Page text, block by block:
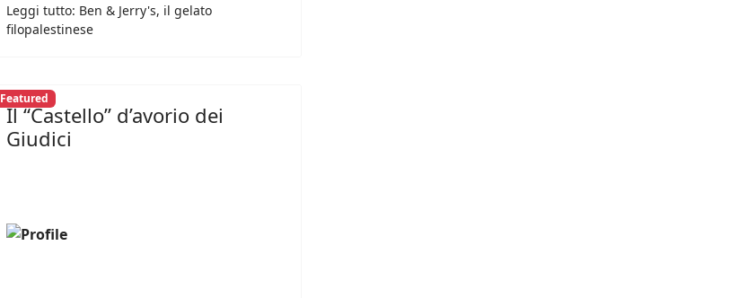
Leggi tutto: Ben & Jerry's, il gelato
filopalestinese
Featured
Il “Castello” d’avorio dei
Giudici